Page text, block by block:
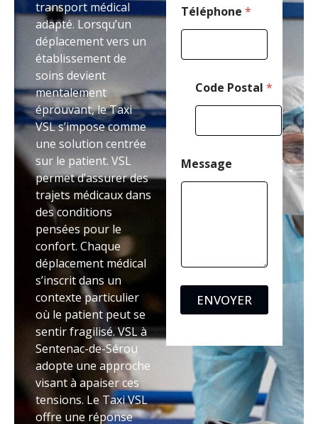
transport médical
adapté. Lorsqu’un
déplacement vers un
établissement de
soins devient
mentalement
éprouvant, le Taxi
VSL s’impose comme
une solution centrée
sur le patient. VSL
permet d’assurer des
trajets médicaux dans
des conditions
pensées pour le
confort. Chaque
déplacement médical
s’inscrit dans un
contexte particulier
où le patient peut se
sentir fragilisé. VSL à
Sentenac-de-Sérou
adopte une approche
visant à apaiser ces
tensions. Le Taxi VSL
offre une réponse
Téléphone *
Code Postal *
o
a
l
Message
ENVOYER